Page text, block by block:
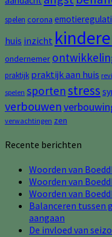
spelen corona
huis inzicht
ondernemer
praktijk praktijk aan huis
spelen sportenstress
verbouwen
verwachtingen zen
Recente berichten
Woorden van
Woorden van
Woorden van
Balanceren tussen
aangaan
De invloed van